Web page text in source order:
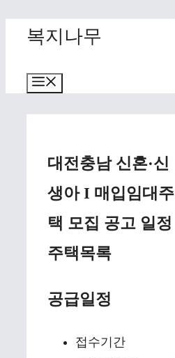
content
복지나무
대전충남 신혼·신
생아 I 매입임대주
택 모집 공고 일정
주택목록
공급일정
접수기간